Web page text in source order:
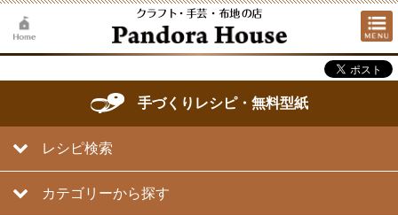
手づくりレシピ・無料型紙
レシピ検索
カテゴリーから探す